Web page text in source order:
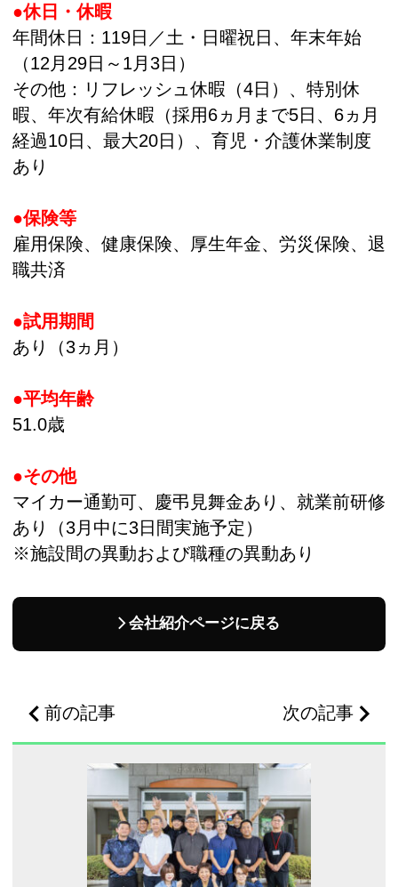
●休日・休暇
年間休日：119日／土・日曜祝日、年末年始
（12月29日～1月3日）
その他：リフレッシュ休暇（4日）、特別休
暇、年次有給休暇（採用6ヵ月まで5日、6ヵ月
経過10日、最大20日）、育児・介護休業制度
あり
●保険等
雇用保険、健康保険、厚生年金、労災保険、退
職共済
●試用期間
あり（3ヵ月）
●平均年齢
51.0歳
●その他
マイカー通勤可、慶弔見舞金あり、就業前研修
あり（3月中に3日間実施予定）
※施設間の異動および職種の異動あり
会社紹介ページに戻る
前の記事 次の記事